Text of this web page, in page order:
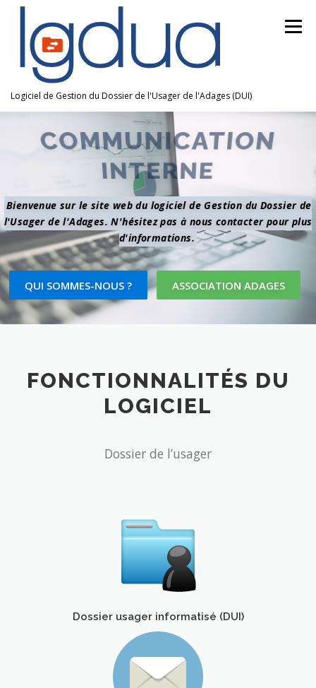
Aller au contenu
Logiciel de Gestion du Dossier de l'Usager de l'Adages (DUI)
Menu
COMMUNICATION
INTERNE
Bienvenue sur le site web du logiciel de Gestion du Dossier de
l'Usager de l'Adages. N'hésitez pas à nous contacter pour plus
d'informations.
QUI SOMMES-NOUS ? ASSOCIATION ADAGES
FONCTIONNALITÉS DU
LOGICIEL
Dossier de l’usager
Dossier usager informatisé (DUI)